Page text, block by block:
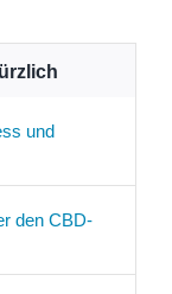
und
den CBD-